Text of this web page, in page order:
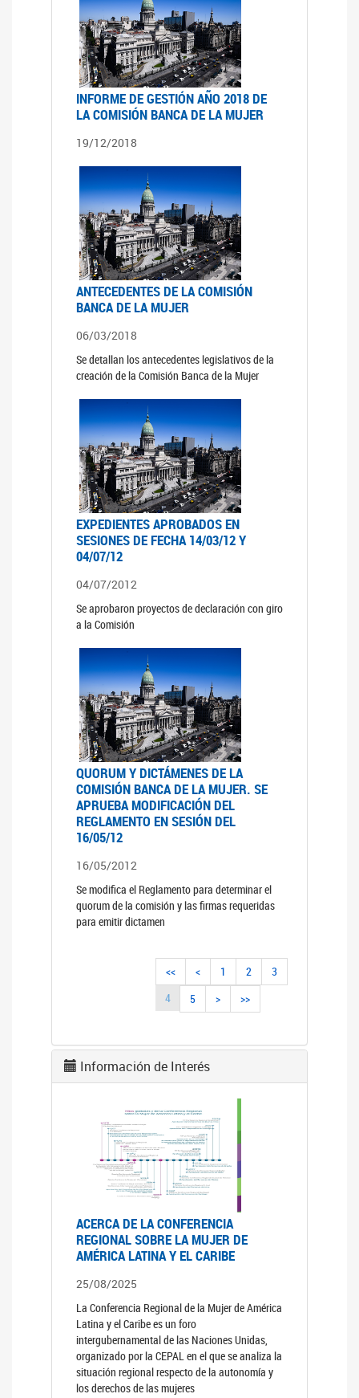
INFORME DE GESTIÓN AÑO 2018 DE
LA COMISIÓN BANCA DE LA MUJER
19/12/2018
ANTECEDENTES DE LA COMISIÓN
BANCA DE LA MUJER
06/03/2018
Se detallan los antecedentes legislativos de la
creación de la Comisión Banca de la Mujer
EXPEDIENTES APROBADOS EN
SESIONES DE FECHA 14/03/12 Y
04/07/12
04/07/2012
Se aprobaron proyectos de declaración con giro
a la Comisión
QUORUM Y DICTÁMENES DE LA
COMISIÓN BANCA DE LA MUJER. SE
APRUEBA MODIFICACIÓN DEL
REGLAMENTO EN SESIÓN DEL
16/05/12
16/05/2012
Se modifica el Reglamento para determinar el
quorum de la comisión y las firmas requeridas
para emitir dictamen
<< < 1 2
3
4
5 > >>
Información de Interés
ACERCA DE LA CONFERENCIA
REGIONAL SOBRE LA MUJER DE
AMÉRICA LATINA Y EL CARIBE
25/08/2025
La Conferencia Regional de la Mujer de América
Latina y el Caribe es un foro
intergubernamental de las Naciones Unidas,
organizado por la CEPAL en el que se analiza la
situación regional respecto de la autonomía y
los derechos de las mujeres